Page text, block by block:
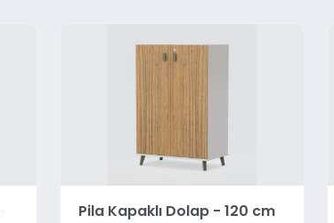
Pila Kapaklı Dolap - 120 cm